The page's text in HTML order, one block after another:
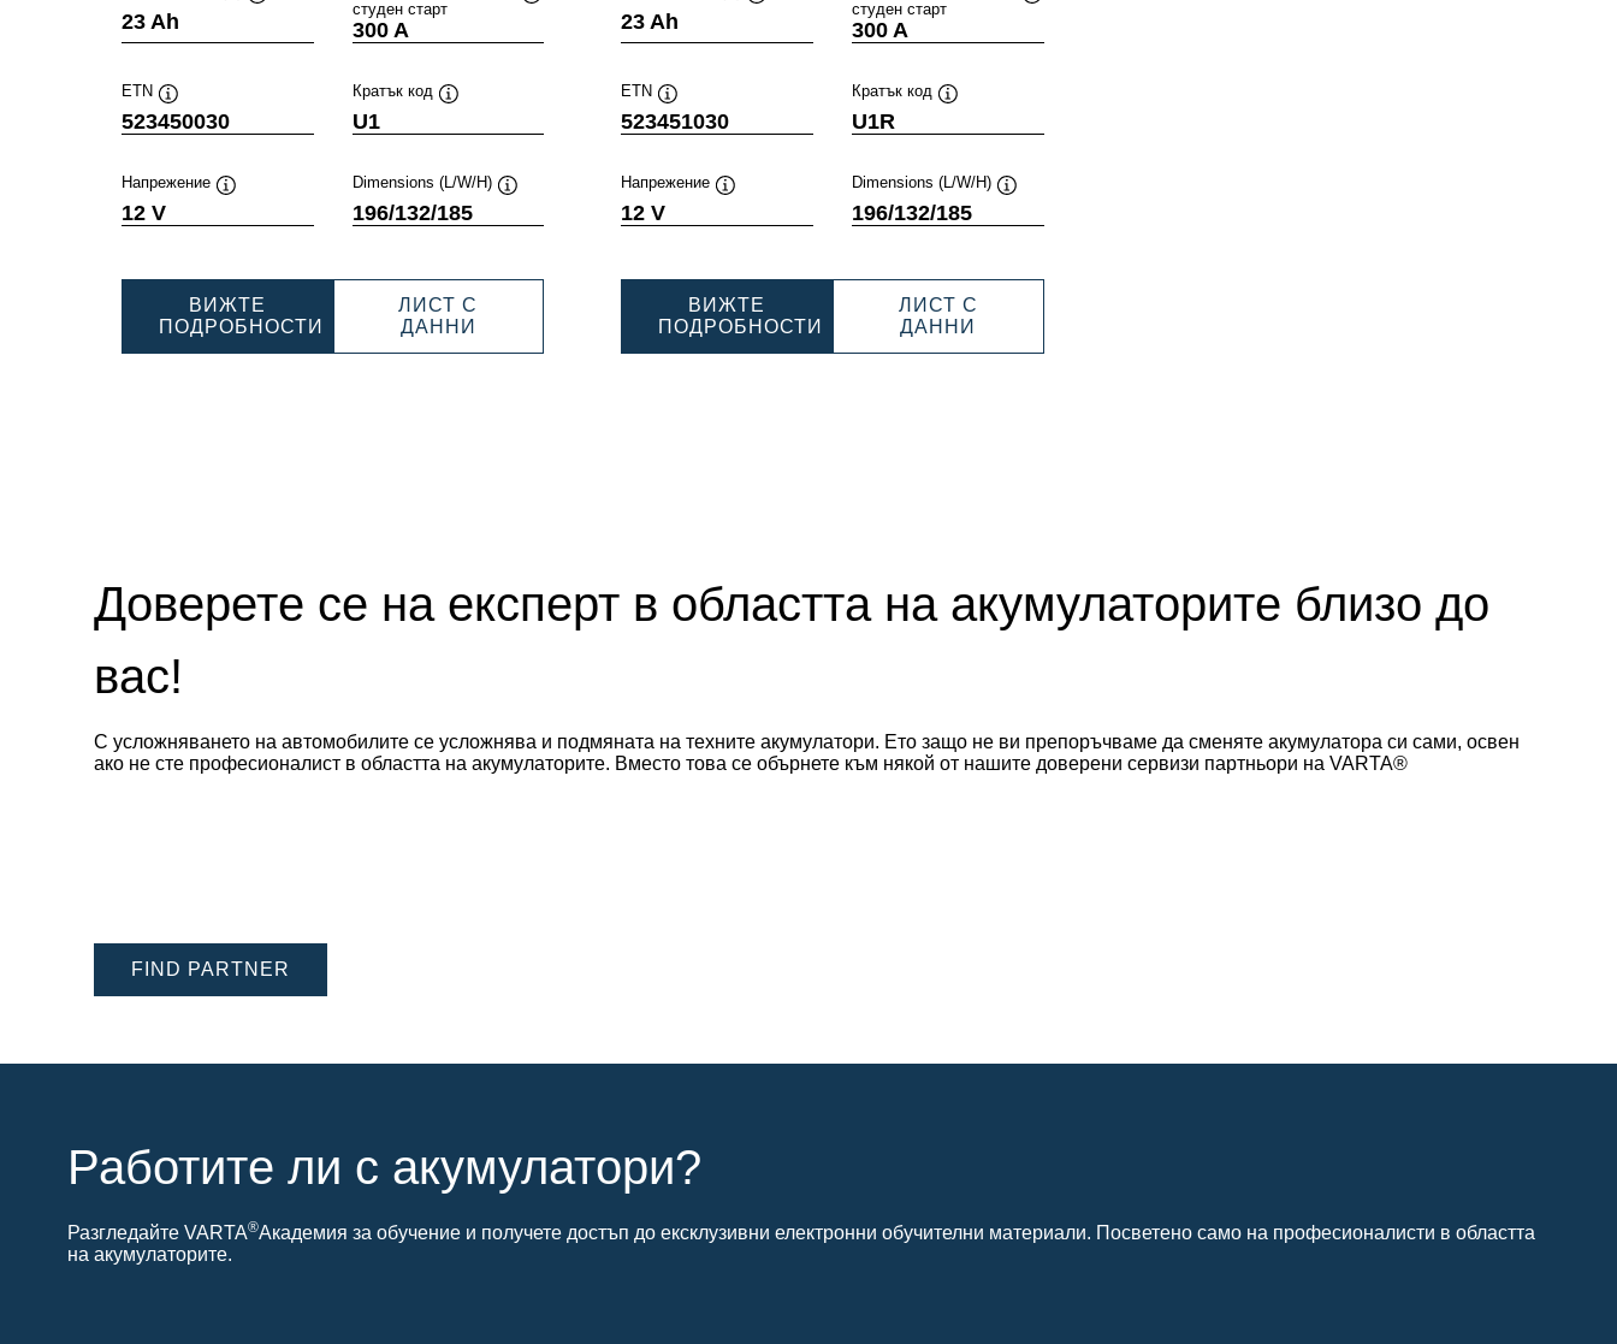
23 Ah
студен старт
300 A
ETN
Подсказка
523450030
Кратък код
U1
Напрежение
12 V
Dimensions (L/W/H)
196/132/185
ВИЖТЕ
ПОДРОБНОСТИ
ЛИСТ С
ДАННИ
23 Ah
студен старт
300 A
ETN
Подсказка
523451030
Кратък код
U1R
Напрежение
12 V
Dimensions (L/W/H)
196/132/185
ВИЖТЕ
ПОДРОБНОСТИ
ЛИСТ С
ДАННИ
Доверете се на експерт в областта на акумулаторите близо до
вас!
С усложняването на автомобилите се усложнява и подмяната на техните акумулатори. Ето защо не ви препоръчваме да сменяте акумулатора си сами, освен
ако не сте професионалист в областта на акумулаторите. Вместо това се обърнете към някой от нашите доверени сервизи партньори на VARTA®
FIND PARTNER
Работите ли с акумулатори?
Разгледайте VARTA®Академия за обучение и получете достъп до ексклузивни електронни обучителни материали. Посветено само на професионалисти в областта
на акумулаторите.